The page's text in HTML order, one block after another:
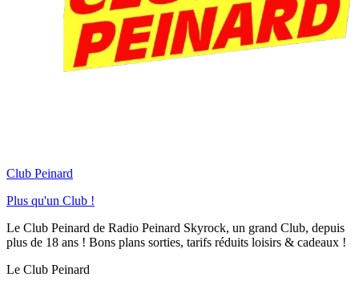
Club Peinard
Plus qu'un Club !
Le Club Peinard de Radio Peinard Skyrock, un grand Club, depuis
plus de 18 ans ! Bons plans sorties, tarifs réduits loisirs & cadeaux !
Le Club Peinard